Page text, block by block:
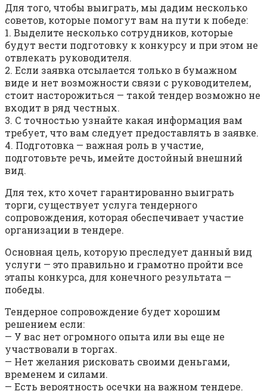
Для того, чтобы выиграть, мы дадим несколько
советов, которые помогут вам на пути к победе:
1. Выделите несколько сотрудников, которые
будут вести подготовку к конкурсу и при этом не
отвлекать руководителя.
2. Если заявка отсылается только в бумажном
виде и нет возможности связи с руководителем,
стоит насторожиться — такой тендер возможно не
входит в ряд честных.
3. С точностью узнайте какая информация вам
требует, что вам следует предоставлять в заявке.
4. Подготовка — важная роль в участие,
подготовьте речь, имейте достойный внешний
вид.
Для тех, кто хочет гарантированно выиграть
торги, существует услуга тендерного
сопровождения, которая обеспечивает участие
организации в тендере.
Основная цель, которую преследует данный вид
услуги — это правильно и грамотно пройти все
этапы конкурса, для конечного результата —
победы.
Тендерное сопровождение будет хорошим
решением если:
— У вас нет огромного опыта или вы еще не
участвовали в торгах.
— Нет желания рисковать своими деньгами,
временем и силами.
— Есть вероятность осечки на важном тендере.